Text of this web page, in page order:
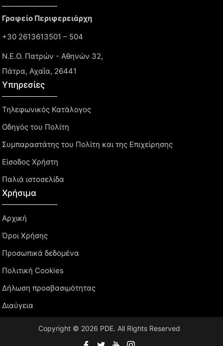
Γραφείο Περιφερειάρχη
+30 2613613501 – 504
Ν.Ε.Ο. Πατρών - Αθηνών 32,
Πάτρα, Αχαΐα, 26441
Υπηρεσίες
Τηλεφωνικός Κατάλογος
Οδηγός του Πολίτη
Συμπαραστάτης του Πολίτη και της Επιχείρησης
Είσοδος Χρήστη
Παλιά ιστοσελίδα
Χρήσιμα
Αρχική
Όροι Χρήσης
Προσωπικά δεδομένα
Πολιτική Cookies
Δήλωση προσβασιμότητας
Διαύγεια
Copyright © 2026 PDE. All Rights Reserved